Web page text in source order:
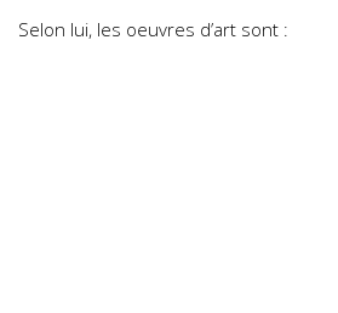
Selon lui, les oeuvres d’art sont :